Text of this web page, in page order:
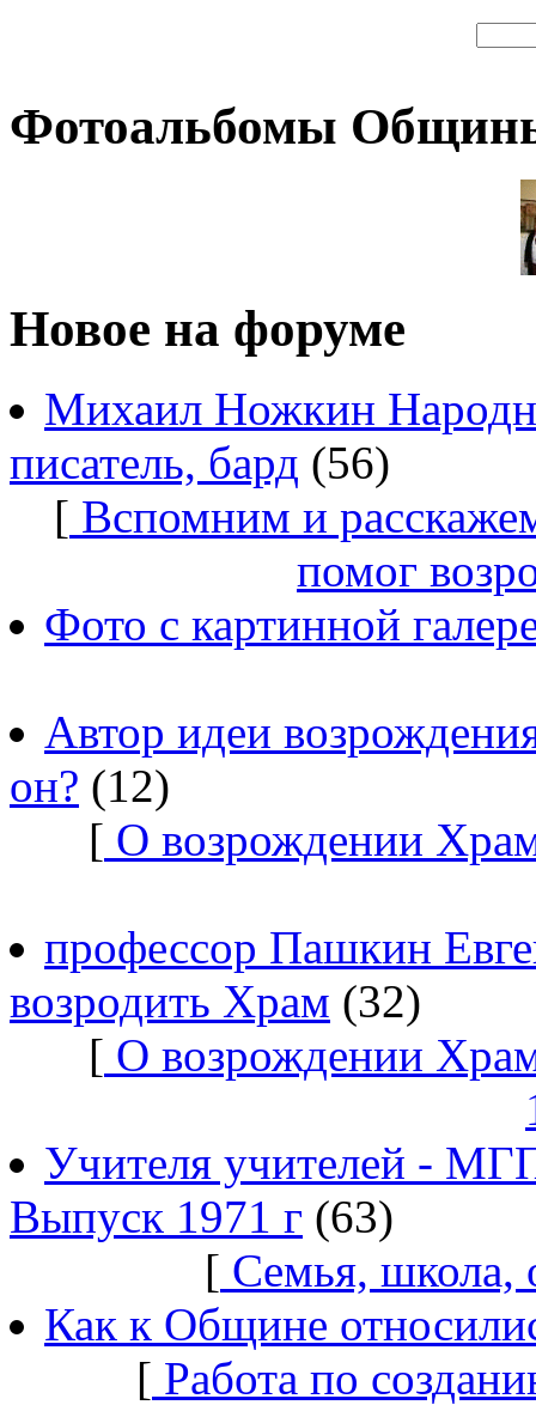
Фотоальбомы
Новое на форуме
Михаил Ножкин
писатель, бард (56)
[ Вспомним и
помог
Фото с картинной
Автор идеи
он? (12)
[ О возрождении
профессор Пашкин
возродить Храм (32)
[ О возрождении
Учителя учителей -
Выпуск 1971 г (63)
[ Семья, школа,
Как к Общине
[ Работа по